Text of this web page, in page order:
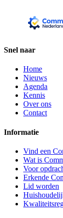
Snel naar
Home
Nieuws
Agenda
Kennis
Over ons
Contact
Informatie
Vind een
Wat is
Voor
Erkende
Lid worden